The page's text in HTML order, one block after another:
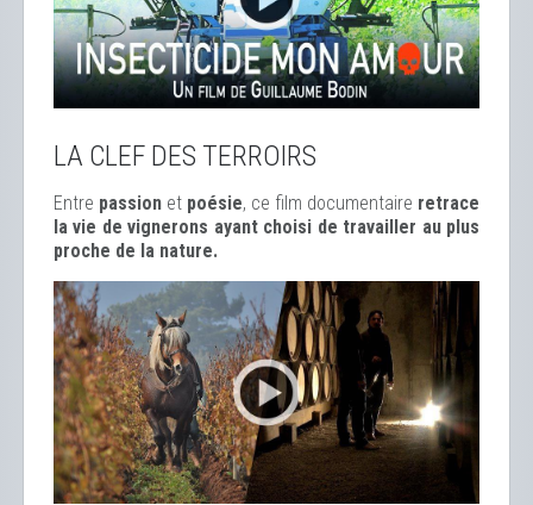
LA CLEF DES TERROIRS
Entre passion et poésie, ce film documentaire retrace
la vie de vignerons ayant choisi de travailler au plus
proche de la nature.